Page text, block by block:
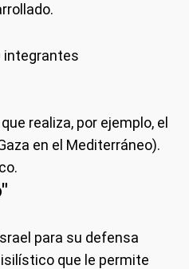
integrantes
realiza, por ejemplo, el
en el Mediterráneo).
para su defensa
que le permite